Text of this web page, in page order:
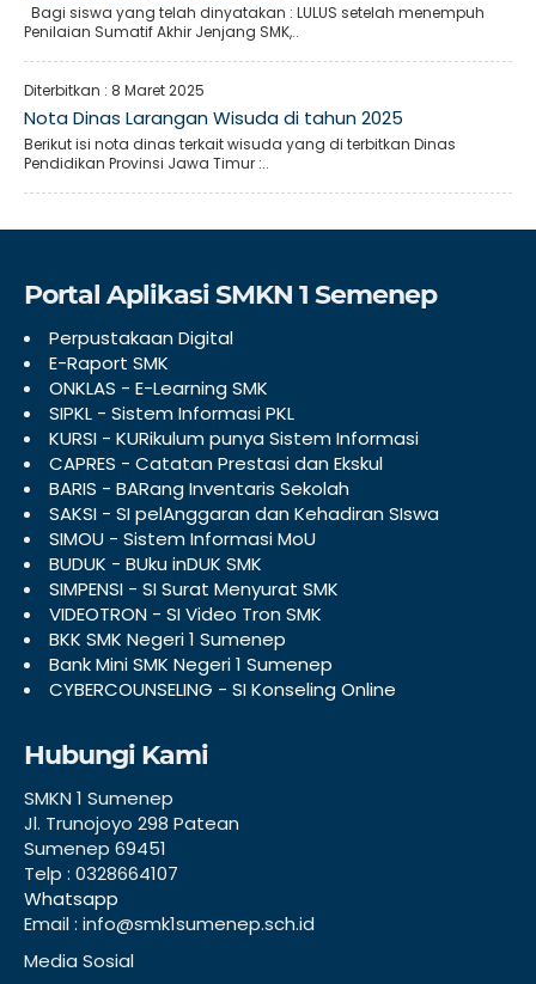
Bagi siswa yang telah dinyatakan : LULUS setelah menempuh
Penilaian Sumatif Akhir Jenjang SMK,..
Diterbitkan : 8 Maret 2025
Nota Dinas Larangan Wisuda di tahun 2025
Berikut isi nota dinas terkait wisuda yang di terbitkan Dinas
Pendidikan Provinsi Jawa Timur :..
Portal Aplikasi SMKN 1 Semenep
Perpustakaan Digital
E-Raport SMK
ONKLAS - E-Learning SMK
SIPKL - Sistem Informasi PKL
KURSI - KURikulum punya Sistem Informasi
CAPRES - Catatan Prestasi dan Ekskul
BARIS - BARang Inventaris Sekolah
SAKSI - SI pelAnggaran dan Kehadiran SIswa
SIMOU - Sistem Informasi MoU
BUDUK - BUku inDUK SMK
SIMPENSI - SI Surat Menyurat SMK
VIDEOTRON - SI Video Tron SMK
BKK SMK Negeri 1 Sumenep
Bank Mini SMK Negeri 1 Sumenep
CYBERCOUNSELING - SI Konseling Online
Hubungi Kami
SMKN 1 Sumenep
Jl. Trunojoyo 298 Patean
Sumenep 69451
Telp : 0328664107
Whatsapp
Email : info@smk1sumenep.sch.id
Media Sosial